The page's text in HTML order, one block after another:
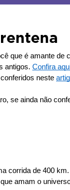
que é amante de
antigos. Confira
neste
se ainda não
corrida de 400 km.
amam o